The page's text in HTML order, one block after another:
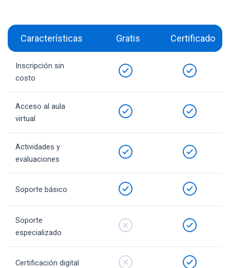
Características Gratis Certificado
Inscripción sin
costo
Acceso al aula
virtual
Actividades y
evaluaciones
Soporte básico
Soporte
especializado
Certificación digital